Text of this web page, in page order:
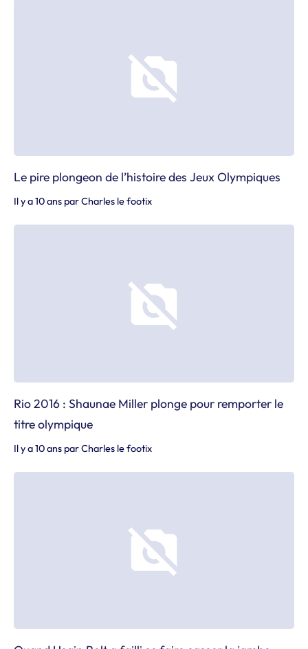
Le pire plongeon de l’histoire des Jeux Olympiques
Il y a 10 ans parCharles le footix
Rio 2016 : Shaunae Miller plonge pour remporter le
titre olympique
Il y a 10 ans parCharles le footix